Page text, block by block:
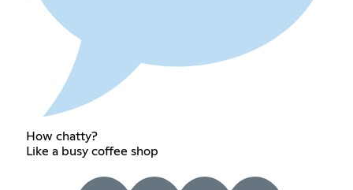
How chatty?
Like a busy coffee shop